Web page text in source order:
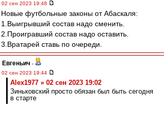
02 сен 2023 19:48
Новые футбольные законы от Абаскаля:
1.Выигрывший состав надо сменить.
2.Проигравший состав надо оставить.
3.Вратарей ставь по очереди.
Евгеньич -
02 сен 2023 19:44
Alex1977 » 02 сен 2023 19:02
Зиньковский просто обязан был быть сегодня
в старте